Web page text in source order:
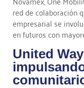
red de colaboración
empresarial se
en futuros con
United